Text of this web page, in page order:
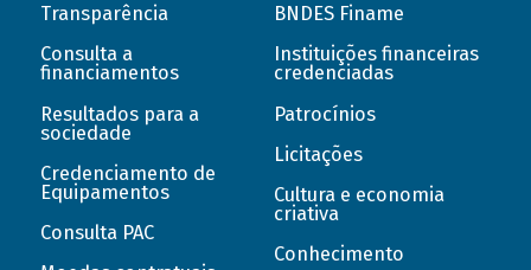
Transparência
Consulta a
financiamentos
Resultados para a
sociedade
Credenciamento de
Equipamentos
Consulta PAC
BNDES Finame
Instituições financeiras
credenciadas
Patrocínios
Licitações
Cultura e economia
criativa
Conhecimento